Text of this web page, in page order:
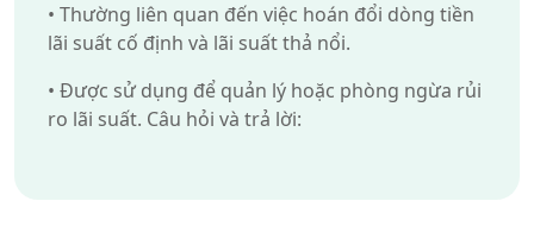
• Thường liên quan đến việc hoán đổi dòng tiền
lãi suất cố định và lãi suất thả nổi.
• Được sử dụng để quản lý hoặc phòng ngừa rủi
ro lãi suất. Câu hỏi và trả lời: